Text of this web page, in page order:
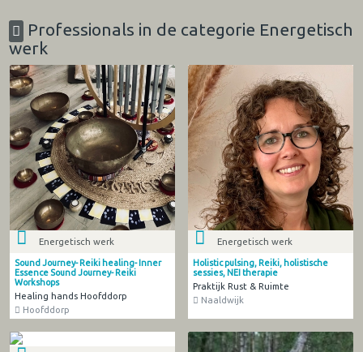
Professionals in de categorie Energetisch
werk
Energetisch werk
Sound Journey- Reiki healing- Inner
Essence Sound Journey- Reiki
Workshops
Healing hands Hoofddorp
Hoofddorp
Energetisch werk
Holistic pulsing, Reiki, holistische
sessies, NEI therapie
Praktijk Rust & Ruimte
Naaldwijk